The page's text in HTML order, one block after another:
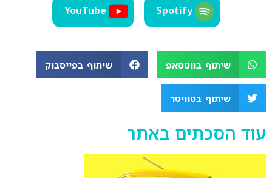
Spotify
YouTube
שיתוף בווטסאפ שיתוף בפייסבוק
שיתוף בטוויטר
עוד הסכתים באתר